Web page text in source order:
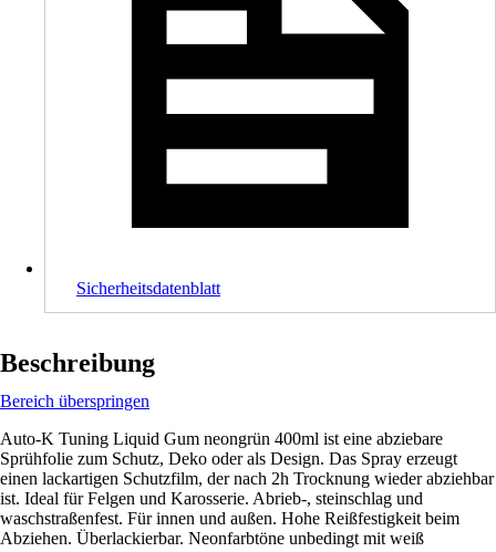
Sicherheitsdatenblatt
Beschreibung
Bereich überspringen
Auto-K Tuning Liquid Gum neongrün 400ml ist eine abziebare
Sprühfolie zum Schutz, Deko oder als Design. Das Spray erzeugt
einen lackartigen Schutzfilm, der nach 2h Trocknung wieder abziehbar
ist. Ideal für Felgen und Karosserie. Abrieb-, steinschlag und
waschstraßenfest. Für innen und außen. Hohe Reißfestigkeit beim
Abziehen. Überlackierbar. Neonfarbtöne unbedingt mit weiß